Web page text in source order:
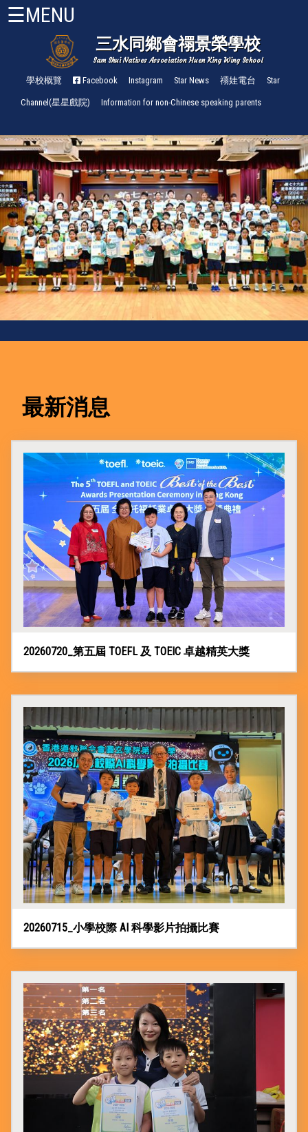
於
禤
小
About
HKW
管
理
與
組
織
與
支
援
禤
娃
電
星
星
成
就
Star
Miracle
網
上
台
家
資
訊
Information
傳
媒
報
道
申
請
插
班
申
請
表
Form)
升
訊
升
中
錦
囊
外
☰MENU
三水同鄉會禤景榮學校
Sam Shui Natives Association Huen King Wing School
學校概覽 Facebook Instagram Star News 禤娃電台 Star
Channel(星星戲院) Information for non-Chinese speaking parents
最新消息
20260720_第五屆 TOEFL 及 TOEIC 卓越精英大獎
20260715_小學校際 AI 科學影片拍攝比賽